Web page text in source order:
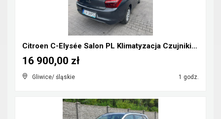
Citroen C-Elysée Salon PL Klimatyzacja Czujniki pa...
Gliwice/ śląskie 1 godz.
16 900,00 zł